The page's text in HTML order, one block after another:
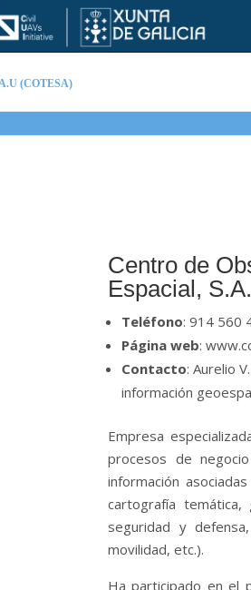
(COTESA)
Centro de
Espacial,
Teléfono: 914 560
Página web:
Contacto: Aurelio
información
Empresa
procesos de
información
cartografía
seguridad y
movilidad, etc.).
Ha participado en el